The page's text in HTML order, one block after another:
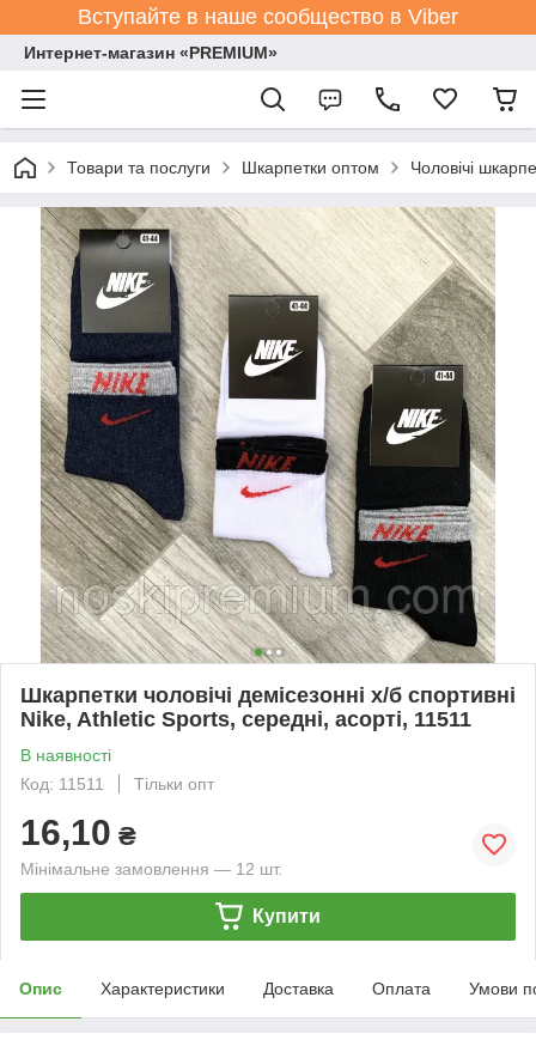
Вступайте в наше сообщество в Viber
Интернет-магазин «PREMIUM»
Товари та послуги Шкарпетки оптом Чоловічі
Шкарпетки чоловічі демісезонні х/б спортивні
Nike, Athletic Sports, середні, асорті, 11511
В наявності
Код: 11511
Тільки опт
16,10 ₴
Мінімальне замовлення — 12 шт.
Купити
Опис Характеристики Доставка Оплата Умови